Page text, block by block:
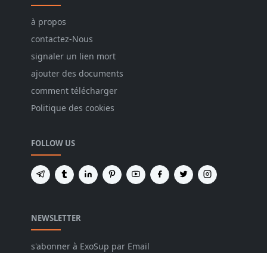
à propos
contactez-Nous
signaler un lien mort
ajouter des documents
comment télécharger
Politique des cookies
FOLLOW US
NEWSLETTER
s'abonner à ExoSup par Email